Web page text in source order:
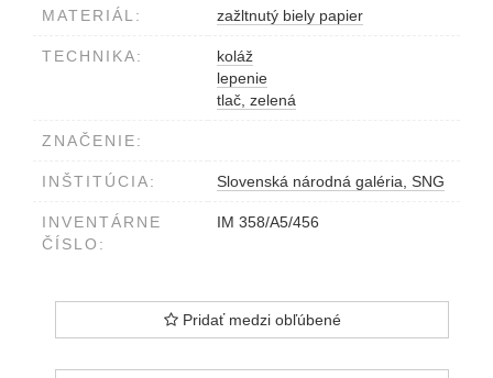
MATERIÁL: zažltnutý biely papier
TECHNIKA:
koláž
lepenie
tlač, zelená
ZNAČENIE:
INŠTITÚCIA: Slovenská národná galéria, SNG
INVENTÁRNE
ČÍSLO:
IM 358/A5/456
Pridať medzi obľúbené